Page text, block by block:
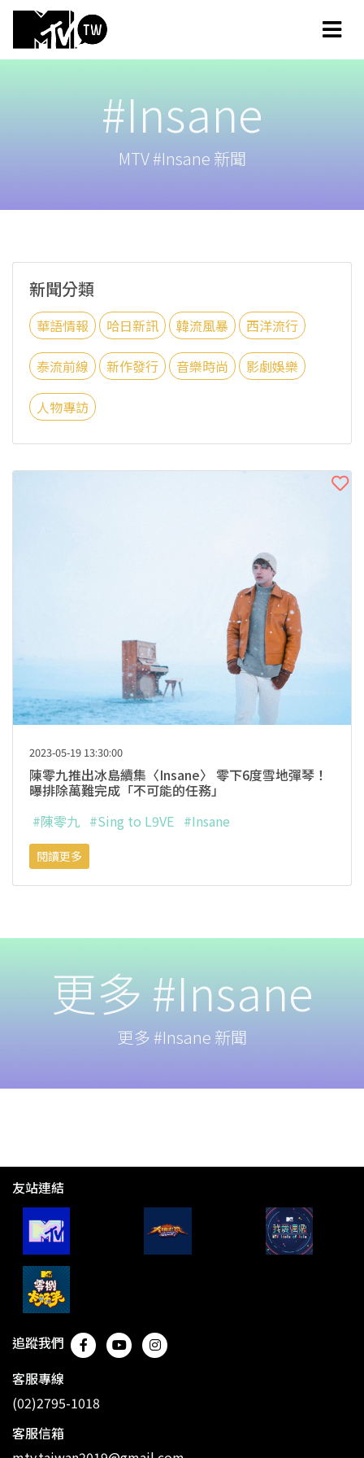
#Insane
MTV #Insane 新聞
新聞分類
華語情報 哈日新訊 韓流風暴 西洋流行
泰流前線 新作發行 音樂時尚 影劇娛樂
人物專訪
2023-05-19 13:30:00
陳零九推出冰島續集〈Insane〉 零下6度雪地彈琴！
曝排除萬難完成「不可能的任務」
#陳零九 #Sing to L9VE #Insane
閱讀更多
更多 #Insane
更多 #Insane 新聞
友站連結
追蹤我們
客服專線
(02)2795-1018
客服信箱